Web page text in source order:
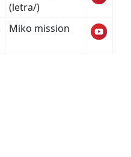
(letra/)
Miko mission